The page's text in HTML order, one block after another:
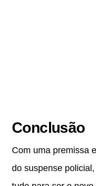
Conclusão
Com uma premissa
do suspense